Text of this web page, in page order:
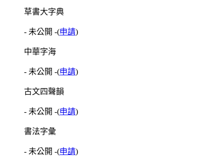
草書大字典
- 未公開 -(申請)
中華字海
- 未公開 -(申請)
古文四聲韻
- 未公開 -(申請)
書法字彙
- 未公開 -(申請)